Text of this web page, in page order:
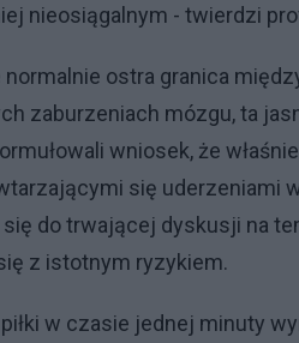
nieosiągalnym - twierdzi
ostra granica
zaburzeniach mózgu, ta
wniosek, że
się uderzeniami
do trwającej dyskusji na
z istotnym ryzykiem.
w czasie jednej minuty